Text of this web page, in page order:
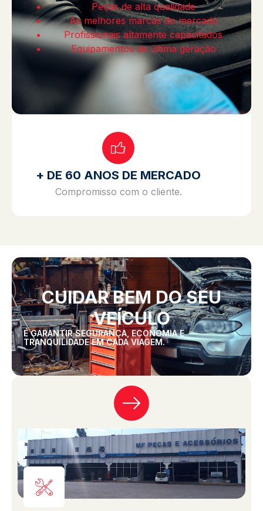
Peças de alta qualidade
As melhores marcas do mercado
Profissionais altamente capacitados
Equipamentos de última geração
+ DE 60 ANOS DE MERCADO
Compromisso com o cliente.
CUIDAR BEM DO SEU
VEÍCULO
É GARANTIR SEGURANÇA, ECONOMIA E
TRANQUILIDADE EM CADA VIAGEM.